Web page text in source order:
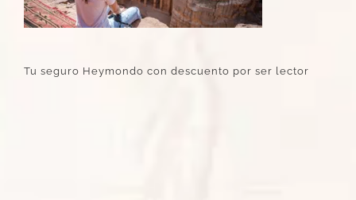
Tu seguro Heymondo con descuento por ser lector